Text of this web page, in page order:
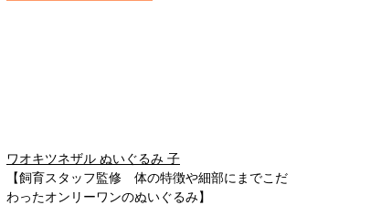
ワオキツネザル ぬいぐるみ 子
【飼育スタッフ監修 体の特徴や細部にまでこだ
わったオンリーワンのぬいぐるみ】